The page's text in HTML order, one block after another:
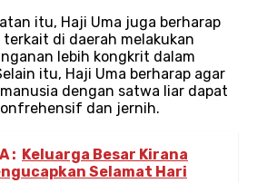
itu, Haji Uma juga berharap
di daerah melakukan
lebih kongkrit dalam
itu, Haji Uma berharap agar
dengan satwa liar dapat
dan jernih.
: Keluarga Besar Kirana
Selamat Hari